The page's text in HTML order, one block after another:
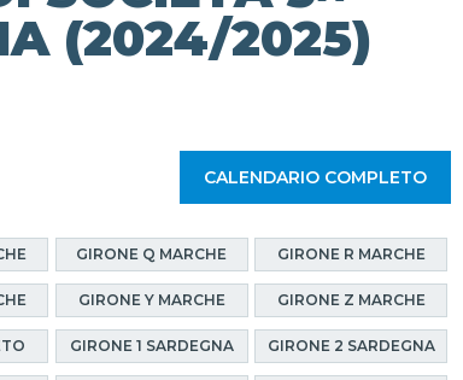
(2024/2025)
CALENDARIO COMPLETO
GIRONE Q MARCHE GIRONE R MARCHE
GIRONE Y MARCHE GIRONE Z MARCHE
GIRONE 1 SARDEGNA GIRONE 2 SARDEGNA